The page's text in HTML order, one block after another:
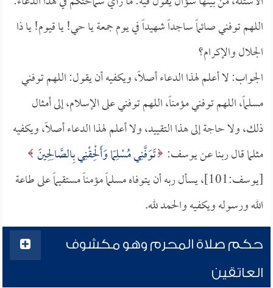
اللهم توفني صائماً ساجداً شهيداً في يوم جمعة يا حي! يا قيوم! يا ذا
الجلال والإكرام؟
الجواب: لا أعلم لهذا الدعاء أصلاً، ويكفيه أن يقول: اللهم توفني
مسلماً، اللهم توفني مؤمناً، اللهم توفني على الإسلام، إلى أمثال
ذلك، ولا حاجة إلى هذا التقييد، ولا أعلم لهذا الدعاء أصلاً، ويكفيه
مثلما قال ربنا عن يوسف: تَوَفَّنِي مُسْلِمًا وَأَلْحِقْنِي بِالصَّالِحِينَ
[يوسف:101]، يسأل ربه أن يتوفاه مسلماً مؤمناً مستقيماً على طاعة
الله ورسوله ويكفيه والحمد لله.
حكم صلاة المحرم وهو مكشوف
العاتقين